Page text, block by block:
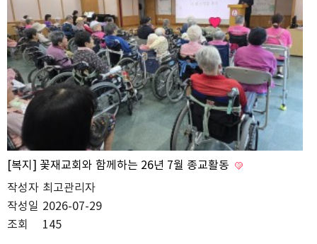
[복지] 꽃재교회와 함께하는 26년 7월 종교활동
작성자 최고관리자
작성일 2026-07-29
조회
145